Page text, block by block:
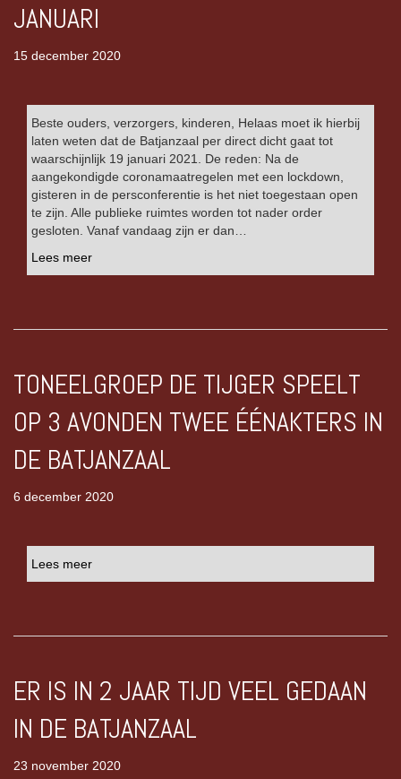
JANUARI
15 december 2020
Beste ouders, verzorgers, kinderen, Helaas moet ik hierbij
laten weten dat de Batjanzaal per direct dicht gaat tot
waarschijnlijk 19 januari 2021. De reden: Na de
aangekondigde coronamaatregelen met een lockdown,
gisteren in de persconferentie is het niet toegestaan open
te zijn. Alle publieke ruimtes worden tot nader order
gesloten. Vanaf vandaag zijn er dan…
Lees meer
TONEELGROEP DE TIJGER SPEELT
OP 3 AVONDEN TWEE ÉÉNAKTERS IN
DE BATJANZAAL
6 december 2020
Lees meer
ER IS IN 2 JAAR TIJD VEEL GEDAAN
IN DE BATJANZAAL
23 november 2020